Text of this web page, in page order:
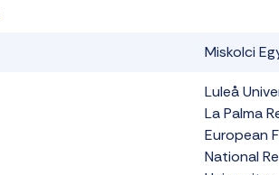
Miskolci
Luleå
La Palma
European
National